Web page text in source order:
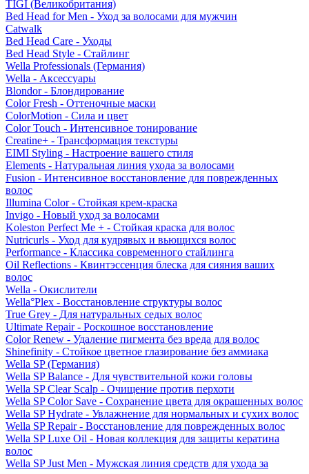
TIGI (Великобритания)
Bed Head for Men - Уход за волосами для мужчин
Catwalk
Bed Head Care - Уходы
Bed Head Style - Стайлинг
Wella Professionals (Германия)
Wella - Аксессуары
Blondor - Блондирование
Color Fresh - Оттеночные маски
ColorMotion - Сила и цвет
Color Touch - Интенсивное тонирование
Creatine+ - Трансформация текстуры
EIMI Styling - Настроение вашего стиля
Elements - Натуральная линия ухода за волосами
Fusion - Интенсивное восстановление для поврежденных
волос
Illumina Color - Стойкая крем-краска
Invigo - Новый уход за волосами
Koleston Perfect Me + - Стойкая краска для волос
Nutricurls - Уход для кудрявых и вьющихся волос
Performance - Классика современного стайлинга
Oil Reflections - Квинтэссенция блеска для сияния ваших
волос
Wella - Окислители
Wella°Plex - Восстановление структуры волос
True Grey - Для натуральных седых волос
Ultimate Repair - Роскошное восстановление
Color Renew - Удаление пигмента без вреда для волос
Shinefinity - Стойкое цветное глазирование без аммиака
Wella SP (Германия)
Wella SP Balance - Для чувствительной кожи головы
Wella SP Clear Scalp - Очищение против перхоти
Wella SP Color Save - Сохранение цвета для окрашенных волос
Wella SP Hydrate - Увлажнение для нормальных и сухих волос
Wella SP Repair - Восстановление для поврежденных волос
Wella SP Luxe Oil - Новая коллекция для защиты кератина
волос
Wella SP Just Men - Мужская линия средств для ухода за